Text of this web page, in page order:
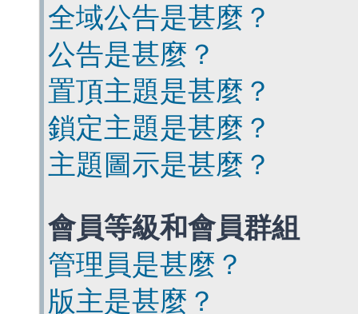
全域公告是甚麼？
公告是甚麼？
置頂主題是甚麼？
鎖定主題是甚麼？
主題圖示是甚麼？
會員等級和會員群組
管理員是甚麼？
版主是甚麼？